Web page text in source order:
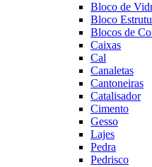
Bloco de
Bloco
Blocos de
Caixas
Cal
Canaletas
Cantoneiras
Catalisador
Cimento
Gesso
Lajes
Pedra
Pedrisco